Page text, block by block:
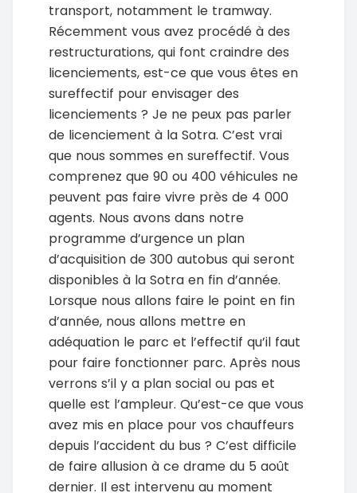
transport, notamment le tramway.
Récemment vous avez procédé à des
restructurations, qui font craindre des
licenciements, est-ce que vous êtes en
sureffectif pour envisager des
licenciements ? Je ne peux pas parler
de licenciement à la Sotra. C’est vrai
que nous sommes en sureffectif. Vous
comprenez que 90 ou 400 véhicules ne
peuvent pas faire vivre près de 4 000
agents. Nous avons dans notre
programme d’urgence un plan
d’acquisition de 300 autobus qui seront
disponibles à la Sotra en fin d’année.
Lorsque nous allons faire le point en fin
d’année, nous allons mettre en
adéquation le parc et l’effectif qu’il faut
pour faire fonctionner parc. Après nous
verrons s’il y a plan social ou pas et
quelle est l’ampleur. Qu’est-ce que vous
avez mis en place pour vos chauffeurs
depuis l’accident du bus ? C’est difficile
de faire allusion à ce drame du 5 août
dernier. Il est intervenu au moment